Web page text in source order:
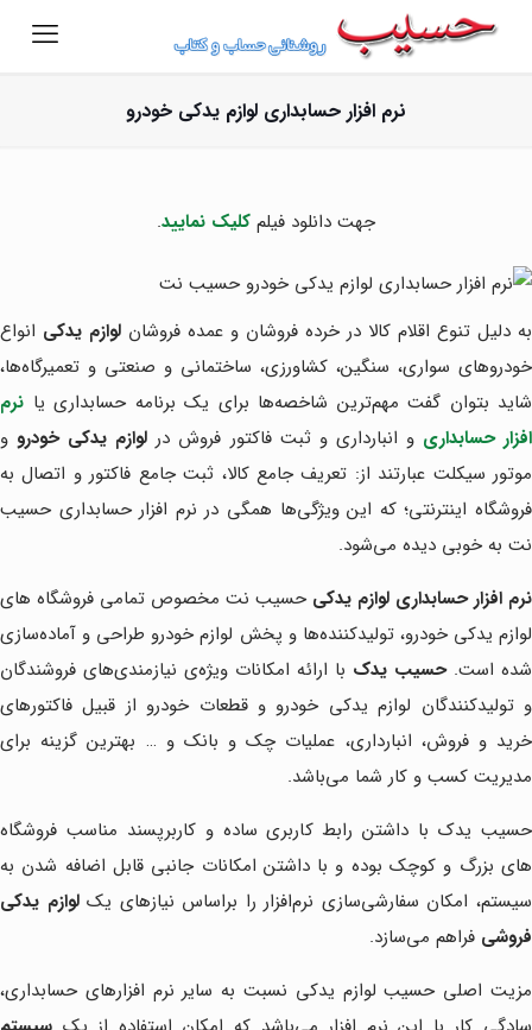
نرم افزار حسابداری لوازم یدکی خودرو
جهت دانلود فیلم کلیک نمایید.
به دلیل تنوع اقلام کالا در خرده فروشان و عمده فروشان لوازم یدکی انواع
خودروهای سواری، سنگین، کشاورزی، ساختمانی و صنعتی و تعمیرگاه‌ها،
شاید بتوان گفت مهم‌ترین شاخصه‌ها برای یک برنامه حسابداری یا نرم
افزار حسابداری و انبارداری و ثبت فاکتور فروش در لوازم یدکی خودروو
موتور سیکلت عبارتند از: تعریف جامع کالا، ثبت جامع فاکتور و اتصال به
فروشگاه اینترنتی؛ که این ویژگی‌ها همگی در نرم افزار حسابداری حسیب
نت به خوبی دیده می‌شود.
نرم افزار حسابداری لوازم یدکی حسیب نت مخصوص تمامی فروشگاه های
لوازم یدکی خودرو، تولیدکننده‌ها و پخش لوازم خودرو طراحی و آماده‌سازی
شده است.حسیب یدک با ارائه امکانات ویژه‌ی نیازمندی‌های فروشندگان
و تولیدکنندگان لوازم یدکی خودرو و قطعات خودرو از قبیل فاکتورهای
خرید و فروش، انبارداری، عملیات چک و بانک و … بهترین گزینه برای
مدیریت کسب و کار شما می‌باشد.
حسیب یدک با داشتن رابط کاربری ساده و کاربرپسند مناسب فروشگاه
های بزرگ و کوچک بوده و با داشتن امکانات جانبی قابل اضافه شدن به
سیستم، امکان سفارشی‌سازی نرم‌افزار را براساس نیازهای یکلوازم یدکی
فروشی فراهم می‌سازد.
مزیت اصلی حسیب لوازم یدکی نسبت به سایر نرم افزارهای حسابداری،